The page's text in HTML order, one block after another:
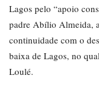
Lagos pelo “apoio
padre Abílio Almeida,
continuidade com o
baixa de Lagos, no
Loulé.